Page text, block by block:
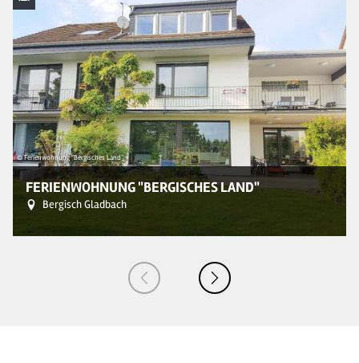
© Ferienwohnung "Bergisches Land"
FERIENWOHNUNG "BERGISCHES LAND"
Bergisch Gladbach